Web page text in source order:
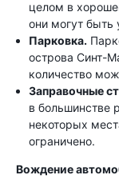
целом в
они могут быть
Парковка.
острова Синт-
количество
Заправочные
в большинстве
некоторых
ограничено.
Вождение